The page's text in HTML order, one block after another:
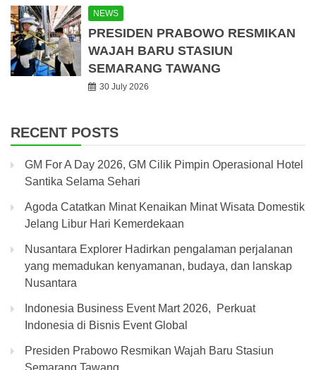
NEWS
PRESIDEN PRABOWO RESMIKAN
WAJAH BARU STASIUN
SEMARANG TAWANG
30 July 2026
RECENT POSTS
GM For A Day 2026, GM Cilik Pimpin Operasional Hotel
Santika Selama Sehari
Agoda Catatkan Minat Kenaikan Minat Wisata Domestik
Jelang Libur Hari Kemerdekaan
Nusantara Explorer Hadirkan pengalaman perjalanan
yang memadukan kenyamanan, budaya, dan lanskap
Nusantara
Indonesia Business Event Mart 2026, Perkuat
Indonesia di Bisnis Event Global
Presiden Prabowo Resmikan Wajah Baru Stasiun
Semarang Tawang